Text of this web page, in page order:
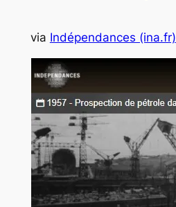
via Indépendances (ina.fr)